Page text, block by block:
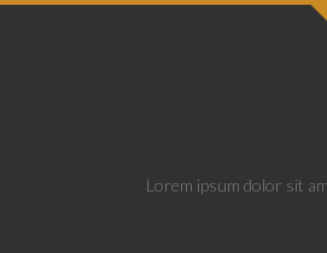
Lorem ipsum dolor sit